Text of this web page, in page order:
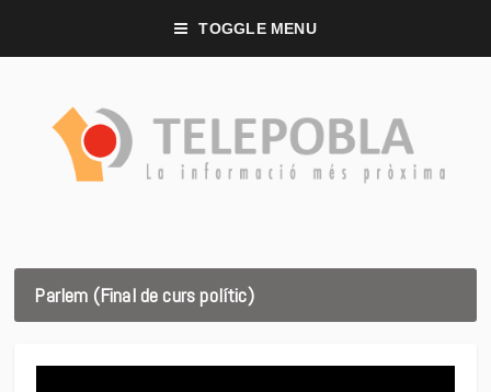
TOGGLE MENU
Parlem (Final de curs polític)